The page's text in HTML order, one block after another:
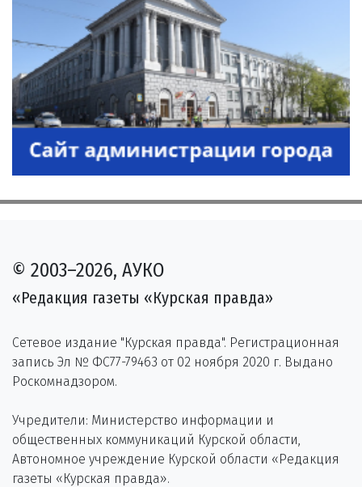
© 2003–2026, АУКО
«Редакция газеты «Курская правда»
Сетевое издание "Курская правда". Регистрационная
запись Эл № ФС77-79463 от 02 ноября 2020 г. Выдано
Роскомнадзором.
Учредители: Министерство информации и
общественных коммуникаций Курской области,
Автономное учреждение Курской области «Редакция
газеты «Курская правда».